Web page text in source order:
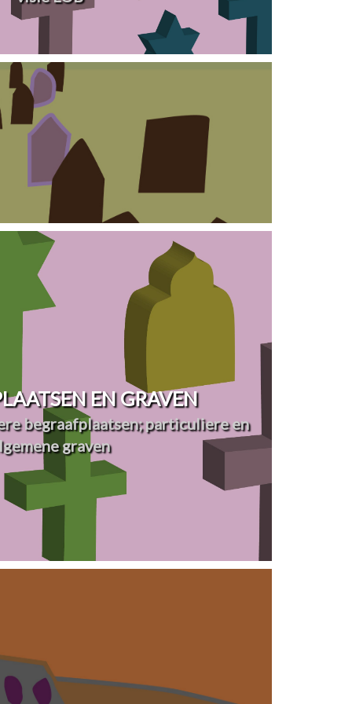
EN GRAVEN
begraafplaatsen; particuliere en
graven